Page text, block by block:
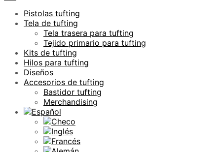
Pistolas tufting
Tela de tufting
Tela trasera para tufting
Tejido primario para tufting
Kits de tufting
Hilos para tufting
Diseños
Accesorios de tufting
Bastidor tufting
Merchandising